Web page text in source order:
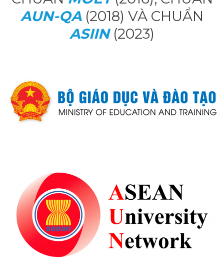
AUN-QA(2018) VÀ CHUẨN
ASIIN(2023)